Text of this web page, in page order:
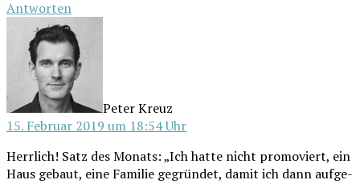
Antworten
Peter Kreuz
15. Februar 2019 um 18:54 Uhr
Herr­lich! Satz des Monats: „Ich hat­te nicht pro­mo­viert, ein
Haus gebaut, eine Fami­lie gegrün­det, damit ich dann auf­ge­